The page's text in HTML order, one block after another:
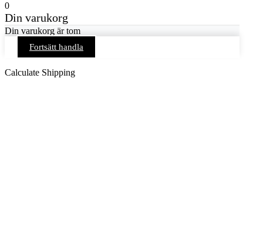
0
Din varukorg
Din varukorg är tom
Fortsätt handla
Calculate Shipping